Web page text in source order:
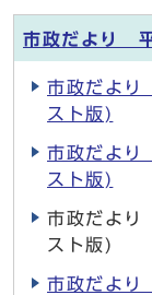
市政だより
市政だよ
スト版)
市政だよ
スト版)
市政だよ
スト版)
市政だよ